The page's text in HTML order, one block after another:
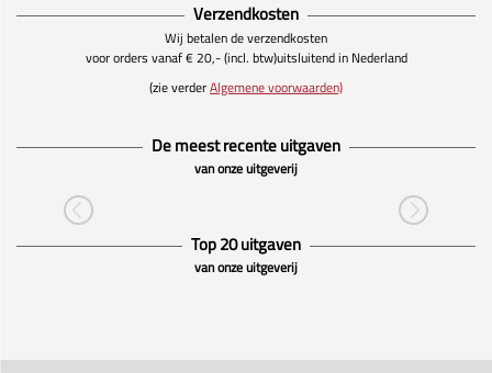
Verzendkosten
Wij betalen de verzendkosten
voor orders vanaf € 20,- (incl. btw)uitsluitend in Nederland
(zie verderAlgemene voorwaarden)
De meest recente uitgaven
van onze uitgeverij
Top 20 uitgaven
van onze uitgeverij